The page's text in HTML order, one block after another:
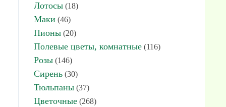
Лотосы (18)
Маки (46)
Пионы (20)
Полевые цветы, комнатные (116)
Розы (146)
Сирень (30)
Тюльпаны (37)
Цветочные (268)